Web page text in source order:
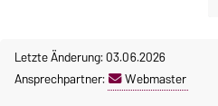
Letzte Änderung: 03.06.2026
Ansprechpartner:
Webmaster